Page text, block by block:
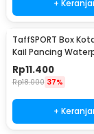
+
TaffSPORT Box
Kail Pancing
Q041
Rp11.400
Rp18.000 37%
+